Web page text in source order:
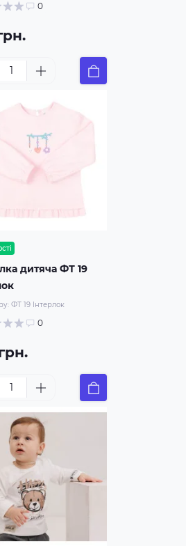
0
дитяча ФТ 19
ФТ 19 Інтерлок
0